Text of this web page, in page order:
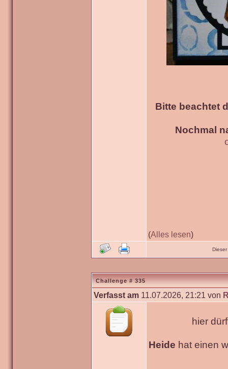
Bitte beachtet
Nochmal
(Alles lesen)
Challenge # 335
Verfasst am 11.07.2026, 21:21 von
hier
Heide hat einen